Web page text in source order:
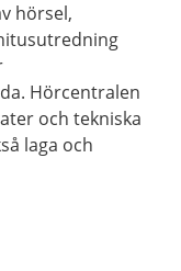
hörsel,
Hörcentralen
och tekniska
laga och